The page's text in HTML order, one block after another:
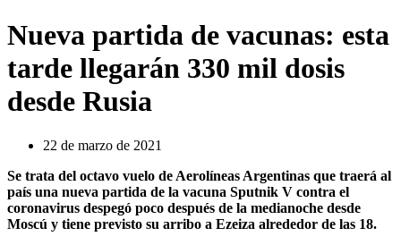
Nueva partida de vacunas: esta
tarde llegarán 330 mil dosis
desde Rusia
22 de marzo de 2021
Se trata del octavo vuelo de Aerolíneas Argentinas que traerá al
país una nueva partida de la vacuna Sputnik V contra el
coronavirus despegó poco después de la medianoche desde
Moscú y tiene previsto su arribo a Ezeiza alrededor de las 18.